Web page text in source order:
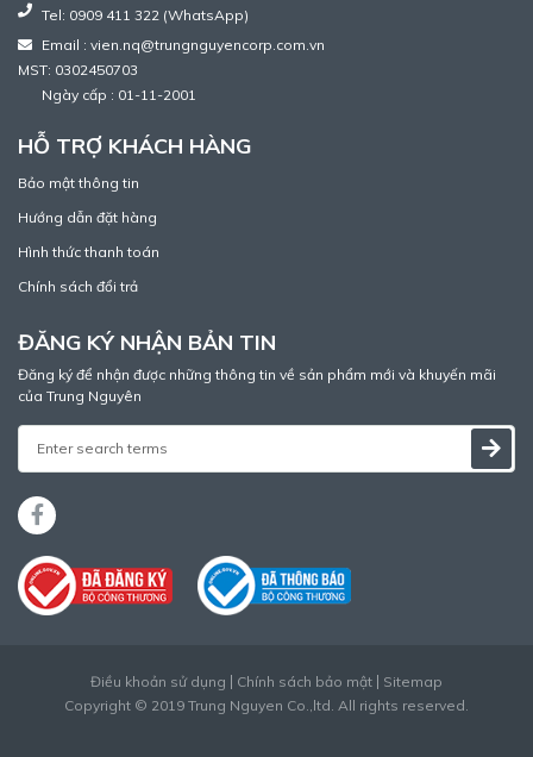
Tel: 0909 411 322 (WhatsApp)
Email : vien.nq@trungnguyencorp.com.vn
MST: 0302450703
Ngày cấp : 01-11-2001
HỖ TRỢ KHÁCH HÀNG
Bảo mật thông tin
Hướng dẫn đặt hàng
Hình thức thanh toán
Chính sách đổi trả
ĐĂNG KÝ NHẬN BẢN TIN
Đăng ký để nhận được những thông tin về sản phẩm mới và khuyến mãi
của Trung Nguyên
Điều khoản sử dụng Chính sách bảo mật
Sitemap
Copyright © 2019 Trung Nguyen Co.,ltd. All rights reserved.